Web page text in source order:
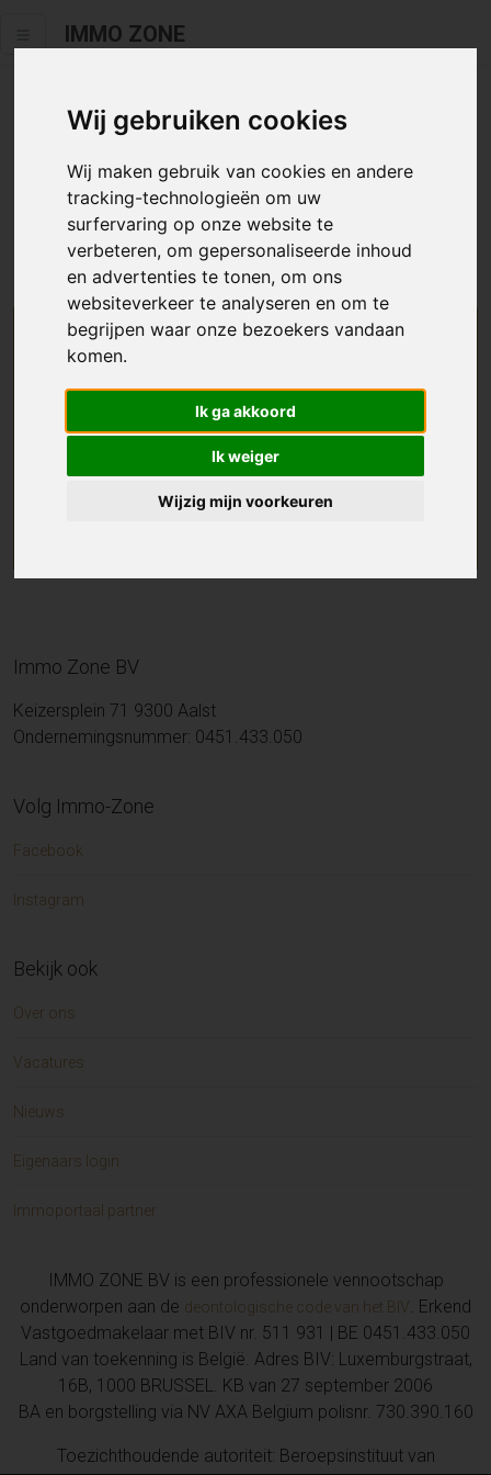
Wij gebruiken cookies
Wij maken gebruik van cookies en andere
tracking-technologieën om uw
surfervaring op onze website te
verbeteren, om gepersonaliseerde inhoud
en advertenties te tonen, om ons
websiteverkeer te analyseren en om te
begrijpen waar onze bezoekers vandaan
komen.
Ik ga akkoord
Ik weiger
Wijzig mijn voorkeuren
IMMO ZONE
Helaas staat dit zoekertje niet
meer online.
Neem zeker een kijkje in ons aanbod te koop
We helpen u graag zoeken
Maak hier een zoekprofiel aan en we houden u op
de hoogte van passend aanbod.
Immo Zone BV
Keizersplein 71 9300 Aalst
Ondernemingsnummer: 0451.433.050
Volg Immo-Zone
Facebook
Instagram
Bekijk ook
Over ons
Vacatures
Nieuws
Eigenaars login
Immoportaal partner
IMMO ZONE BV is een professionele vennootschap
onderworpen aan de deontologische code van het BIV. Erkend
Vastgoedmakelaar met BIV nr. 511 931 | BE 0451.433.050
Land van toekenning is België. Adres BIV: Luxemburgstraat,
16B, 1000 BRUSSEL. KB van 27 september 2006
BA en borgstelling via NV AXA Belgium polisnr. 730.390.160
Toezichthoudende autoriteit: Beroepsinstituut van